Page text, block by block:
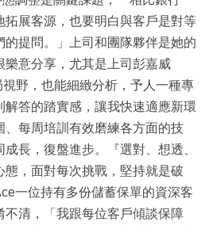
拓展客源，也要明白與客戶是對等
的提問。」上司和團隊夥伴是她的
樂意分享，尤其是上司彭嘉威
視野，也能細緻分析，予人一種專
答的踏實感，讓我快速適應新環
、每周培訓有效磨練各方面的技
長，復盤進步。『選對、想透、
，面對每次挑戰，堅持就是破
一位持有多份儲蓄保單的資深客
不清，「我跟每位客戶傾談保障